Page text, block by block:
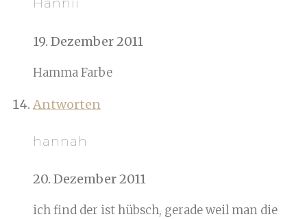
Hannii
19. Dezember 2011
Hamma Farbe
Antworten
hannah
20. Dezember 2011
ich find der ist hübsch, gerade weil man die